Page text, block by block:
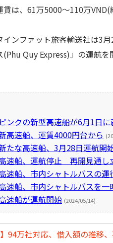
は、61万5000～110万VND(
ンファット旅客輸送社は3
Quy Express)」の運航を
ンクの新型高速船が6月1日に
高速船、運賃4000円台から
たな高速船、3月28日運航開
速船、運航停止 再開見通し
速船、市内シャトルバスの運
速船、市内シャトルバスを一
速船が運航開始 (2024/05/14)
94万社対応、借入額の推移